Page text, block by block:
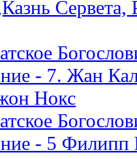
Сервета,
- 7. Жан
Нокс
- 5 Филипп